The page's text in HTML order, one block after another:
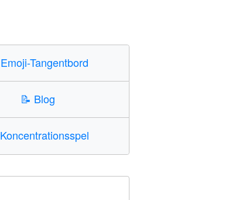
Emoji-Tangentbord
📝 Blog
Koncentrationsspel